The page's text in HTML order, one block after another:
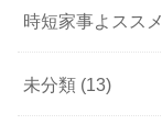
時短家事よススメ
未分類 (13)